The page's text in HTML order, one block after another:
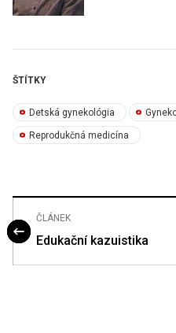
ŠTÍTKY
Detská gynekológia
Reprodukčná medicína
ČLÁNEK
Edukační kazuistika